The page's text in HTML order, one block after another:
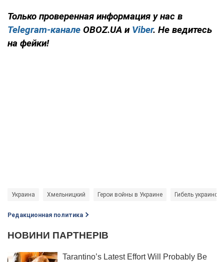
Только проверенная информация у нас в
Telegram-канале OBOZ.UA и Viber. Не ведитесь
на фейки!
Украина Хмельницкий Герои войны в Украине Гибель
Редакционная политика